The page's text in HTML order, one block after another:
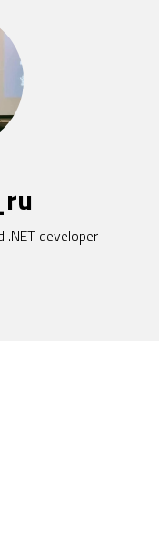
developer